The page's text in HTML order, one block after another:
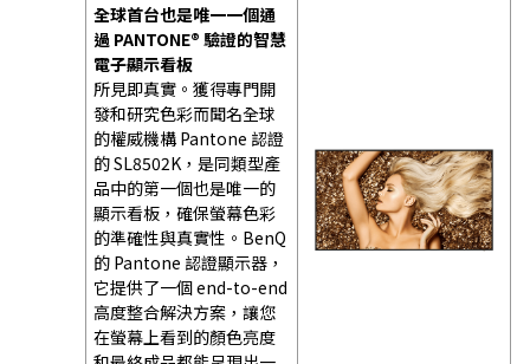
全球首台也是唯一一個通
過 PANTONE® 驗證的智慧
電子顯示看板
所見即真實。獲得專門開
發和研究色彩而聞名全球
的權威機構 Pantone 認證
的 SL8502K，是同類型產
品中的第一個也是唯一的
顯示看板，確保螢幕色彩
的準確性與真實性。BenQ
的 Pantone 認證顯示器，
它提供了一個 end-to-end
高度整合解決方案，讓您
在螢幕上看到的顏色亮度